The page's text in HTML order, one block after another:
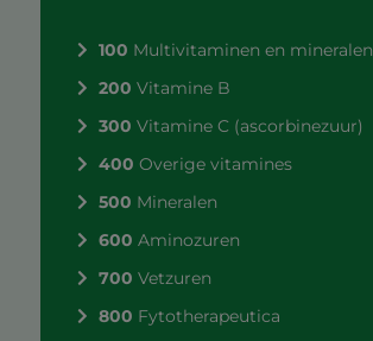
100 Multivitaminen en mineralen
200Vitamine B
300Vitamine C (ascorbinezuur)
400Overige vitamines
500 Mineralen
600Aminozuren
700Vetzuren
800 Fytotherapeutica